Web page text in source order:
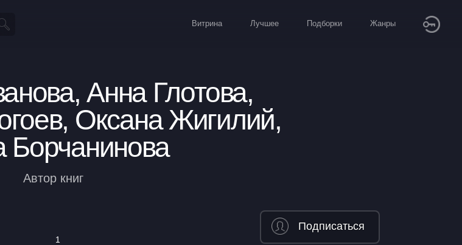
Витрина Лучшее Подборки Жанры
Анна Глотова,
Оксана Жигилий,
Автор книг
1
Подписаться